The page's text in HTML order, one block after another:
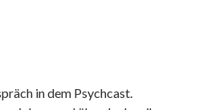
in dem Psychcast.